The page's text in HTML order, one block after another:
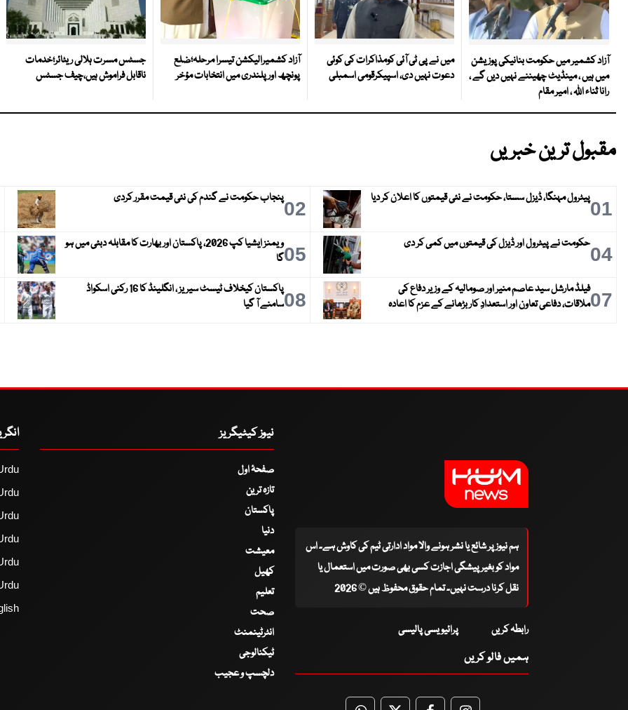
آزاد کشمیر میں حکومت بنانیکی پوزیشن
میں ہیں ، مینڈیٹ چھیننے نہیں دیں گے ،
رانا ثناء اللہ ، امیر مقام
میں نے پی ٹی آئی کومذاکرات کی کوئی
دعوت نہیں دی، اسپیکرقومی اسمبلی
آزاد کشمیرالیکشن تیسرا مرحلہ؛ضلع
پونچھ اور پلندری میں انتخابات مؤخر
جسٹس مسرت ہلالی ریٹائر؛خدمات
ناقابل فراموش ہیں،چیف جسٹس
مقبول ترین خبریں
01پیٹرول مہنگا، ڈیزل سستا، حکومت نے نئی قیمتوں کا اعلان کر دیا 02پنجاب حکومت نے گندم کی نئی قیمت مقرر کردی
04حکومت نے پیٹرول اور ڈیزل کی قیمتوں میں کمی کر دی 05
ویمنز ایشیا کپ 2026، پاکستان اور بھارت کا مقابلہ دبئی میں ہو
گا
07فیلڈ مارشل سید عاصم منیر اور صومالیہ کے وزیر دفاع کی
ملاقات، دفاعی تعاون اور استعدادِ کار بڑھانے کے عزم کا اعادہ
08
پاکستان کیخلاف ٹیسٹ سیریز ، انگلینڈ کا 16 رکنی اسکواڈ
سامنے آ گیا
ہم نیوز پر شائع یا نشر ہونے والا مواد ادارتی ٹیم کی کاوش ہے۔ اس
مواد کو بغیر پیشگی اجازت کسی بھی صورت میں استعمال یا
نقل کرنا درست نہیں۔ تمام حقوق محفوظ ہیں © 2026
رابطہ کریں پرائیویسی پالیسی
ہمیں فالو کریں
نیوز کیٹیگریز
صفحۂ اول
تازہ ترین
پاکستان
دنیا
معیشت
کھیل
تعلیم
صحت
انٹرٹینمنٹ
ٹیکنالوجی
دلچسپ و عجیب